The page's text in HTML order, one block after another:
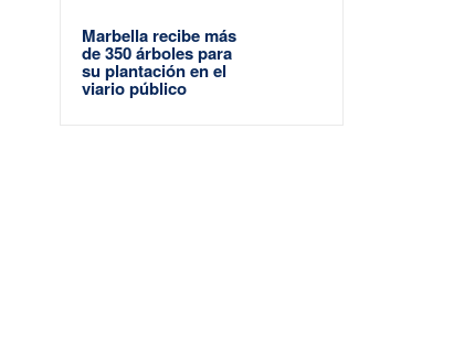
Marbella recibe más
de 350 árboles para
su plantación en el
viario público